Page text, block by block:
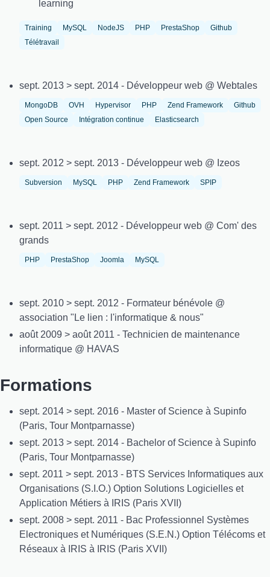
learning
Training MySQL NodeJS PHP PrestaShop
Github
Télétravail
sept. 2013 > sept. 2014 - Développeur web @ Webtales
MongoDB OVH Hypervisor PHP Zend Framework
Github
Open Source
Intégration continue Elasticsearch
sept. 2012 > sept. 2013 - Développeur web @ Izeos
Subversion MySQL PHP Zend Framework SPIP
sept. 2011 > sept. 2012 - Développeur web @ Com' des
grands
PHP PrestaShop Joomla MySQL
sept. 2010 > sept. 2012 - Formateur bénévole @
association "Le lien : l'informatique & nous"
août 2009 > août 2011 - Technicien de maintenance
informatique @ HAVAS
Formations
sept. 2014 > sept. 2016 - Master of Science à Supinfo
(Paris, Tour Montparnasse)
sept. 2013 > sept. 2014 - Bachelor of Science à Supinfo
(Paris, Tour Montparnasse)
sept. 2011 > sept. 2013 - BTS Services Informatiques aux
Organisations (S.I.O.) Option Solutions Logicielles et
Application Métiers à IRIS (Paris XVII)
sept. 2008 > sept. 2011 - Bac Professionnel Systèmes
Electroniques et Numériques (S.E.N.) Option Télécoms et
Réseaux à IRIS à IRIS (Paris XVII)